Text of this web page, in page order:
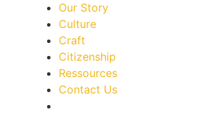
Our Story
Culture
Craft
Citizenship
Ressources
Contact Us